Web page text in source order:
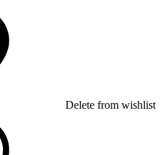
Delete from wishlist